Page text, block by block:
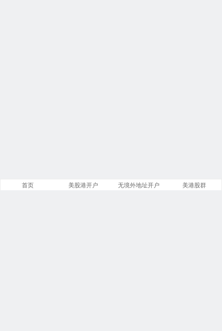
首页 美股港开户 无境外地址开户 美港股群